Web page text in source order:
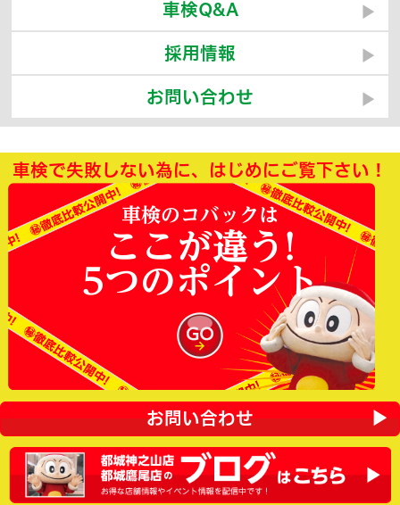
車検Q&A
採用情報
お問い合わせ
車検で失敗しない為に、はじめにご覧下さい！
車検のコバックは
ここが違う!
5つのポイント
お問い合わせ